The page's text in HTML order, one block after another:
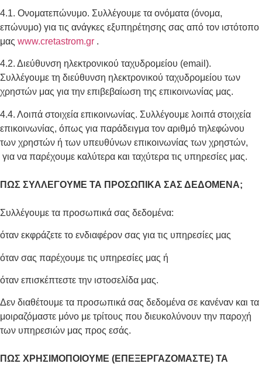
4.1. Ονοματεπώνυμο. Συλλέγουμε τα ονόματα (όνομα,
επώνυμο) για τις ανάγκες εξυπηρέτησης σας από τον ιστότοπο
μας www.cretastrom.gr .
4.2. Διεύθυνση ηλεκτρονικού ταχυδρομείου (email).
Συλλέγουμε τη διεύθυνση ηλεκτρονικού ταχυδρομείου των
χρηστών μας για την επιβεβαίωση της επικοινωνίας μας.
4.4. Λοιπά στοιχεία επικοινωνίας. Συλλέγουμε λοιπά στοιχεία
επικοινωνίας, όπως για παράδειγμα τον αριθμό τηλεφώνου
των χρηστών ή των υπευθύνων επικοινωνίας των χρηστών,
για να παρέχουμε καλύτερα και ταχύτερα τις υπηρεσίες μας.
ΠΩΣ ΣΥΛΛΕΓΟΥΜΕ ΤΑ ΠΡΟΣΩΠΙΚΑ ΣΑΣ ΔΕΔΟΜΕΝΑ;
Συλλέγουμε τα προσωπικά σας δεδομένα:
όταν εκφράζετε το ενδιαφέρον σας για τις υπηρεσίες μας
όταν σας παρέχουμε τις υπηρεσίες μας ή
όταν επισκέπτεστε την ιστοσελίδα μας.
Δεν διαθέτουμε τα προσωπικά σας δεδομένα σε κανέναν και τα
μοιραζόμαστε μόνο με τρίτους που διευκολύνουν την παροχή
των υπηρεσιών μας προς εσάς.
ΠΩΣ ΧΡΗΣΙΜΟΠΟΙΟΥΜΕ (ΕΠΕΞΕΡΓΑΖΟΜΑΣΤΕ) ΤΑ